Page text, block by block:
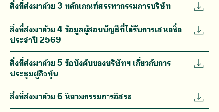
สิ่งที่ส่งมาด้วย 3 หลักเกณฑ์สรรหากรรมการบริษัท
สิ่งที่ส่งมาด้วย 4 ข้อมูลผู้สอบบัญชีที่ได้รับการเสนอชื่อ
ประจำปี 2569
สิ่งที่ส่งมาด้วย 5 ข้อบังคับของบริษัทฯ เกี่ยวกับการ
ประชุมผู้ถือหุ้น
สิ่งที่ส่งมาด้วย 6 นิยามกรรมการอิสระ